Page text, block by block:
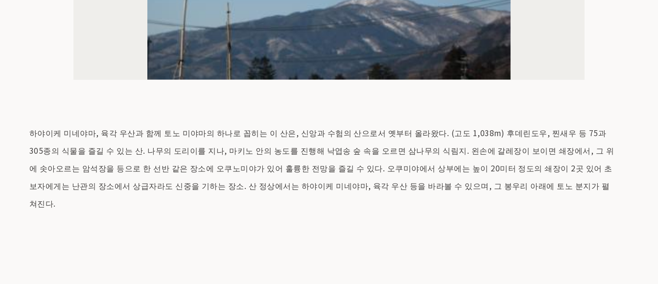
하야이케 미네야마, 육각 우산과 함께 토노 미야마의 하나로 꼽히는 이 산은, 신앙과 수험의 산으로서 옛부터 올라왔다. (고도 1,038m) 후데린도우, 찐새우 등 75과
305종의 식물을 즐길 수 있는 산. 나무의 도리이를 지나, 마키노 안의 농도를 진행해 낙엽송 숲 속을 오르면 삼나무의 식림지. 왼손에 갈레장이 보이면 쇄장에서, 그 위
에 솟아오르는 암석장을 등으로 한 선반 같은 장소에 오쿠노미야가 있어 훌륭한 전망을 즐길 수 있다. 오쿠미야에서 상부에는 높이 20미터 정도의 쇄장이 2곳 있어 초
보자에게는 난관의 장소에서 상급자라도 신중을 기하는 장소. 산 정상에서는 하야이케 미네야마, 육각 우산 등을 바라볼 수 있으며, 그 봉우리 아래에 토노 분지가 펼
쳐진다.